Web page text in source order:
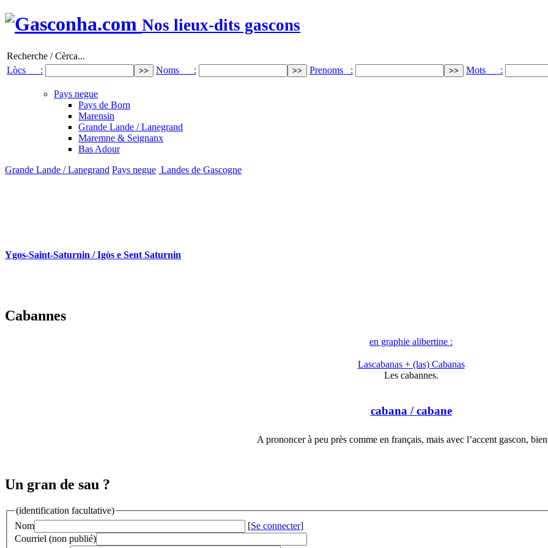
Nos lieux-dits gascons
Recherche / Cèrca...
Lòcs :
Noms : Prenoms : Mots :
Pays negue
Pays de Born
Marensin
Grande Lande / Lanegrand
Maremne & Seignanx
Bas Adour
Grande Lande / Lanegrand Pays negue Landes de Gascogne
Ygos-Saint-Saturnin / Igòs e Sent Saturnin
Cabannes
en graphie alibertine :
Lascabanas + (las) Cabanas
Les cabannes.
cabana / cabane
A prononcer à peu près comme en français, mais avec l’accent gascon,
Un gran de sau ?
(identification facultative)
Nom
[Se connecter]
Courriel (non publié)